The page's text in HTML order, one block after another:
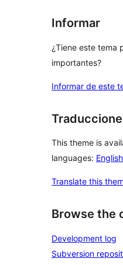
Informar
¿Tiene este tema
importantes?
Informar de este
This theme is
languages:
Translate this
Browse the
Development log
Subversion